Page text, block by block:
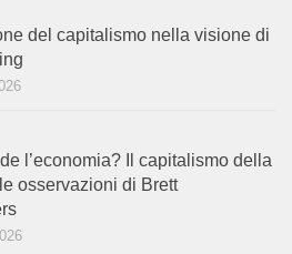
del capitalismo nella visione di
l’economia? Il capitalismo della
osservazioni di Brett